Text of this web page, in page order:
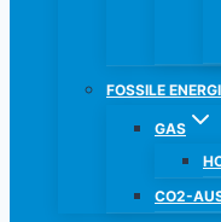
FOSSILE
GAS
CO2-